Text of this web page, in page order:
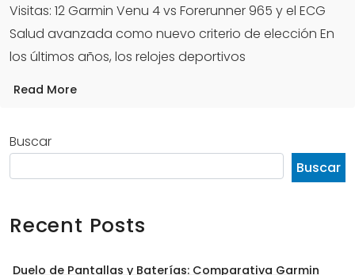
Visitas: 12 Garmin Venu 4 vs Forerunner 965 y el ECG
Salud avanzada como nuevo criterio de elección En
los últimos años, los relojes deportivos
Read More
Buscar
Buscar
Recent Posts
Duelo de Pantallas y Baterías: Comparativa Garmin